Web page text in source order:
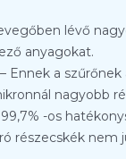
lévő
anyagokat.
Ennek a szűrőnek
nagyobb
-os
részecskék nem